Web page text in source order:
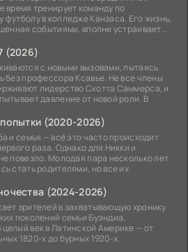
время тренирует команду по
футболу в колледже Канзаса. Его жизнь,
событиями, вполне устраивает
(2026)
с новыми вызовами, пытаясь
без профессора Ксавье. Не все члены
лидерство Скотта Саммерса, и
давление от новой роли. В
(2020-2026)
и семья — всё это часто происходит
раза. Однако для Никки и
повезло. Молодая пара несколько лет
стать родителями, но все их
(2024-2026)
зрителей в захватывающую хронику
поколений семьи Буэндиа,
век в Латинской Америке — от
1820-х до бурных 1920-х.